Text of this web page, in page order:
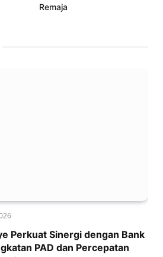
Remaja
Perkuat Sinergi dengan Bank
PAD dan Percepatan